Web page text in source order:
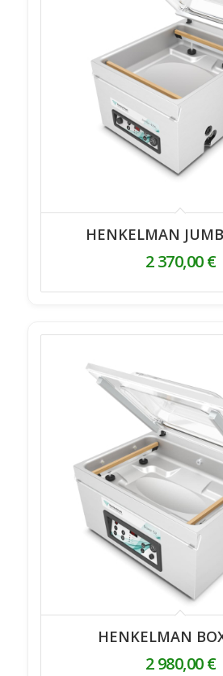
HENKELMAN
2 370,00€
HENKELMAN
2 980,00€